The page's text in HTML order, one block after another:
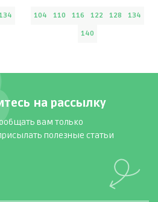
104 110 116 122 128
134
140
на рассылку
вам только
полезные статьи